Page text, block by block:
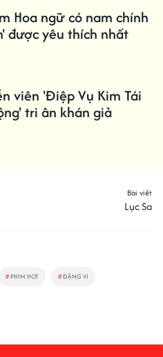
Hoa ngữ có nam chính
được yêu thích nhất
viên 'Điệp Vụ Kim Tái
tri ân khán giả
Bài viết
Lục Sa
# PHIM HOT #ĐẶNG VI